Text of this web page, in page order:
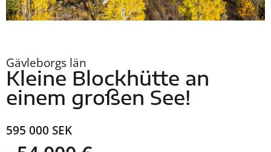
Gävleborgs län
Kleine Blockhütte an
einem großen See!
595 000 SEK